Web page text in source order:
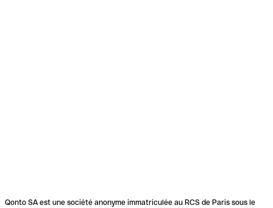
Qonto SA est une société anonyme immatriculée au RCS de Paris sous le